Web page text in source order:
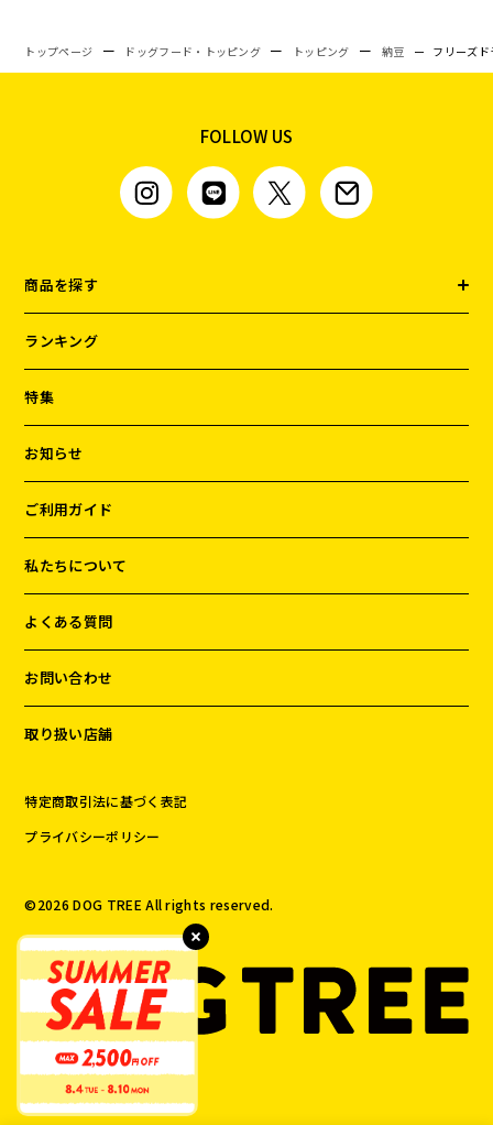
トップページ ドッグフード・トッピング トッピング 納豆 フリーズ
FOLLOW US
商品を探す
ランキング
特集
お知らせ
ご利用ガイド
私たちについて
よくある質問
お問い合わせ
取り扱い店舗
特定商取引法に基づく表記
プライバシーポリシー
©️2026 DOG TREE All rights reserved.